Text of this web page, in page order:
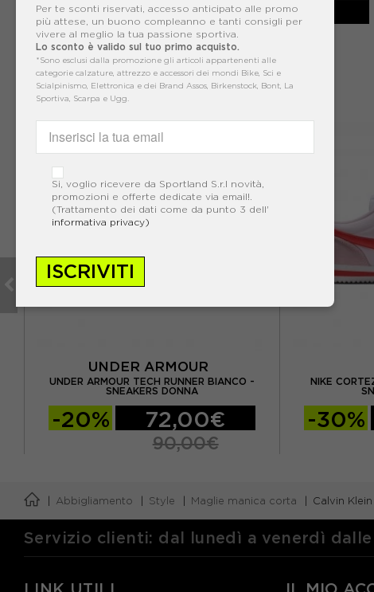
-29% 104,93€
149,90€
UNDER ARMOUR
UNDER ARMOUR TECH RUNNER BIANCO -
SNEAKERS DONNA
-20% 72,00€
90,00€
NIKE
-30%
Abbigliamento Style Maglie manica corta Calvin
Per te sconti riservati, accesso anticipato alle promo
più attese, un buono compleanno e tanti consigli per
vivere al meglio la tua passione sportiva.
Lo sconto è valido sul tuo primo acquisto.
*Sono esclusi dalla promozione gli articoli appartenenti alle
categorie calzature, attrezzo e accessori dei mondi Bike, Sci e
Scialpinismo, Elettronica e dei Brand Assos, Birkenstock, Bont, La
Sportiva, Scarpa e Ugg.
Si, voglio ricevere da Sportland S.r.l novità,
promozioni e offerte dedicate via email!.
(Trattamento dei dati come da punto 3 dell'
informativa privacy)
ISCRIVITI
Servizio clienti: dal lunedì a venerdì